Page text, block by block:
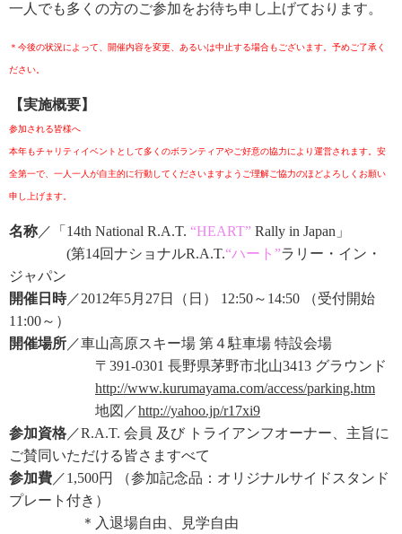
一人でも多くの方のご参加をお待ち申し上げております。
＊今後の状況によって、開催内容を変更、あるいは中止する場合もございます。予めご了承く
ださい。
【実施概要】
参加される皆様へ
本年もチャリティイベントとして多くのボランティアやご好意の協力により運営されます。安
全第一で、一人一人が自主的に行動してくださいますようご理解ご協力のほどよろしくお願い
申し上げます。
名称 ／「14th National R.A.T. “HEART” Rally in Japan」
(第14回ナショナルR.A.T.“ハート”ラリー・イン・
ジャパン
開催日時／2012年5月27日（日） 12:50～14:50 （受付開始
11:00～）
開催場所 ／車山高原スキー場 第４駐車場 特設会場
〒391-0301 長野県茅野市北山3413 グラウンド
http://www.kurumayama.com/access/parking.htm
地図／http://yahoo.jp/r17xi9
参加資格 ／R.A.T. 会員 及び トライアンフオーナー、主旨に
ご賛同いただける皆さますべて
参加費 ／1,500円 （参加記念品：オリジナルサイドスタンド
プレート付き）
＊入退場自由、見学自由